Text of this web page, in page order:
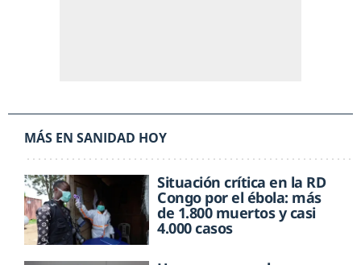
MÁS EN SANIDAD HOY
Situación crítica en la RD
Congo por el ébola: más
de 1.800 muertos y casi
4.000 casos